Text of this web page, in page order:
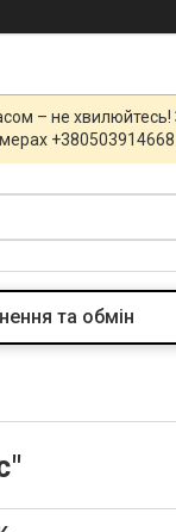
– не хвилюйтесь!
+380503914668
та обмін